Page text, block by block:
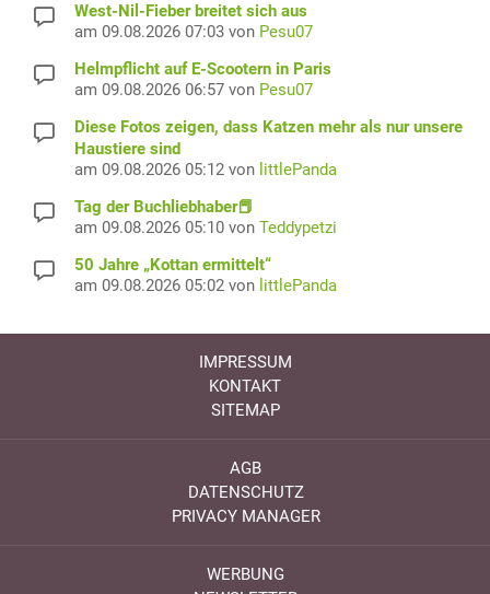
West-Nil-Fieber breitet sich aus
am 09.08.2026 07:03 von Pesu07
Helmpflicht auf E-Scootern in Paris
am 09.08.2026 06:57 von Pesu07
Diese Fotos zeigen, dass Katzen mehr als nur unsere
Haustiere sind
am 09.08.2026 05:12 von littlePanda
Tag der Buchliebhaber📕
am 09.08.2026 05:10 von Teddypetzi
50 Jahre „Kottan ermittelt“
am 09.08.2026 05:02 von littlePanda
IMPRESSUM
KONTAKT
SITEMAP
AGB
DATENSCHUTZ
PRIVACY MANAGER
WERBUNG